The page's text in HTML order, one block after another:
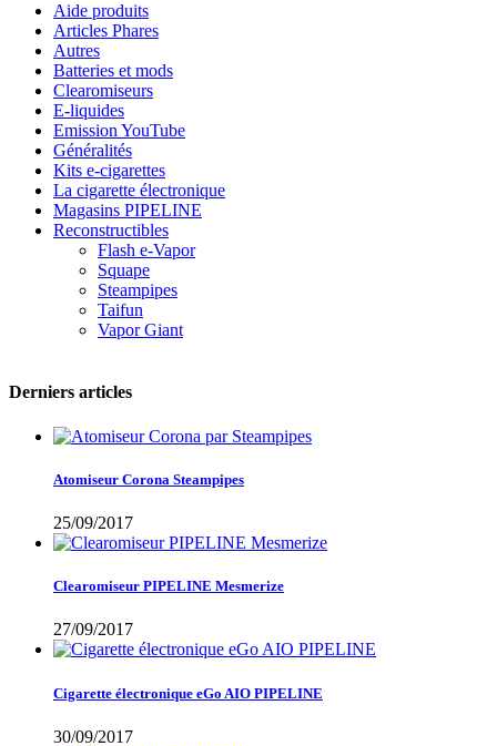
Aide produits
Articles Phares
Autres
Batteries et mods
Clearomiseurs
E-liquides
Emission YouTube
Généralités
Kits e-cigarettes
La cigarette électronique
Magasins PIPELINE
Reconstructibles
Flash e-Vapor
Squape
Steampipes
Taifun
Vapor Giant
Derniers articles
Atomiseur Corona Steampipes
25/09/2017
Clearomiseur PIPELINE Mesmerize
27/09/2017
Cigarette électronique eGo AIO PIPELINE
30/09/2017